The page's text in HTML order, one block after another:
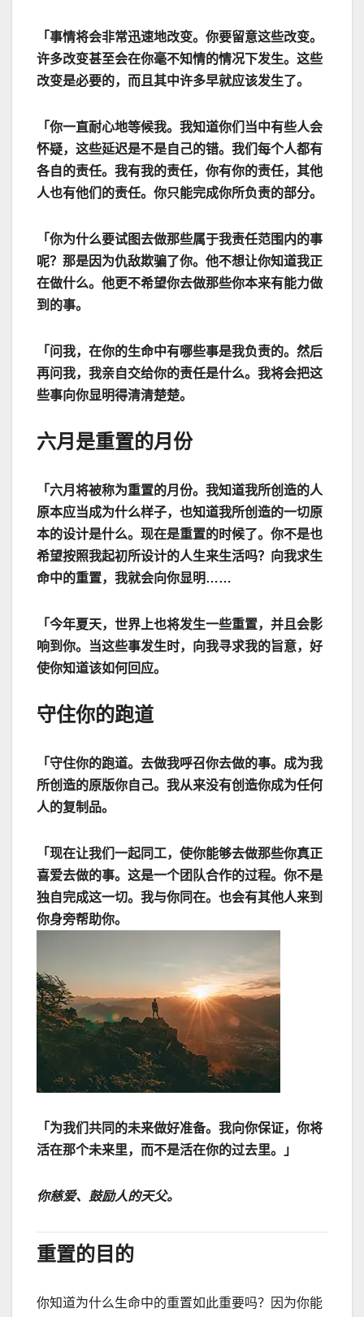
「事情将会非常迅速地改变。你要留意这些改变。
许多改变甚至会在你毫不知情的情况下发生。这些
改变是必要的，而且其中许多早就应该发生了。
「你一直耐心地等候我。我知道你们当中有些人会
怀疑，这些延迟是不是自己的错。我们每个人都有
各自的责任。我有我的责任，你有你的责任，其他
人也有他们的责任。你只能完成你所负责的部分。
「你为什么要试图去做那些属于我责任范围内的事
呢？那是因为仇敌欺骗了你。他不想让你知道我正
在做什么。他更不希望你去做那些你本来有能力做
到的事。
「问我，在你的生命中有哪些事是我负责的。然后
再问我，我亲自交给你的责任是什么。我将会把这
些事向你显明得清清楚楚。
六月是重置的月份
「六月将被称为重置的月份。我知道我所创造的人
原本应当成为什么样子，也知道我所创造的一切原
本的设计是什么。现在是重置的时候了。你不是也
希望按照我起初所设计的人生来生活吗？向我求生
命中的重置，我就会向你显明……
「今年夏天，世界上也将发生一些重置，并且会影
响到你。当这些事发生时，向我寻求我的旨意，好
使你知道该如何回应。
守住你的跑道
「守住你的跑道。去做我呼召你去做的事。成为我
所创造的原版你自己。我从来没有创造你成为任何
人的复制品。
「现在让我们一起同工，使你能够去做那些你真正
喜爱去做的事。这是一个团队合作的过程。你不是
独自完成这一切。我与你同在。也会有其他人来到
你身旁帮助你。
「为我们共同的未来做好准备。我向你保证，你将
活在那个未来里，而不是活在你的过去里。」
你慈爱、鼓励人的天父。
重置的目的
你知道为什么生命中的重置如此重要吗？因为你能